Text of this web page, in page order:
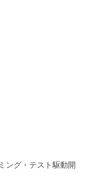
ング・テスト駆動開